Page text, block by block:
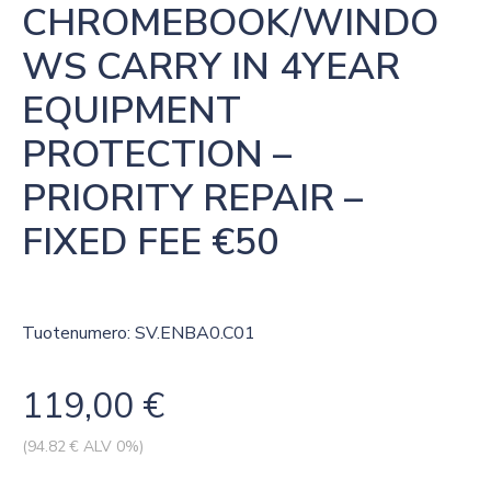
CHROMEBOOK/WINDO
WS CARRY IN 4YEAR
EQUIPMENT
PROTECTION –
PRIORITY REPAIR –
FIXED FEE €50
Tuotenumero: SV.ENBA0.C01
119,00 €
(94.82€ ALV 0%)